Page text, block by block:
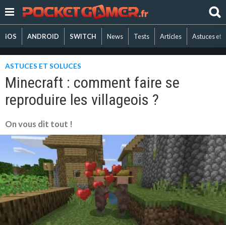
iOS ANDROID SWITCH News Tests Articles Astuces et
ASTUCES ET SOLUCES
Minecraft : comment faire se
reproduire les villageois ?
On vous dit tout !